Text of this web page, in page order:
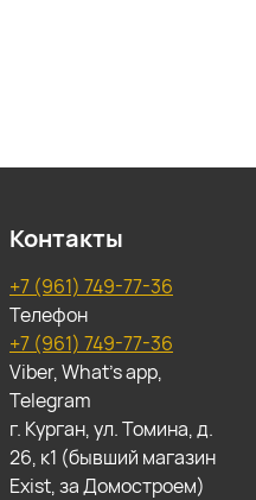
Контакты
+7 (961) 749-77-36
Телефон
+7 (961) 749-77-36
Viber, What's app,
Telegram
г. Курган, ул. Томина, д.
26, к1 (бывший магазин
Exist, за Домостроем)